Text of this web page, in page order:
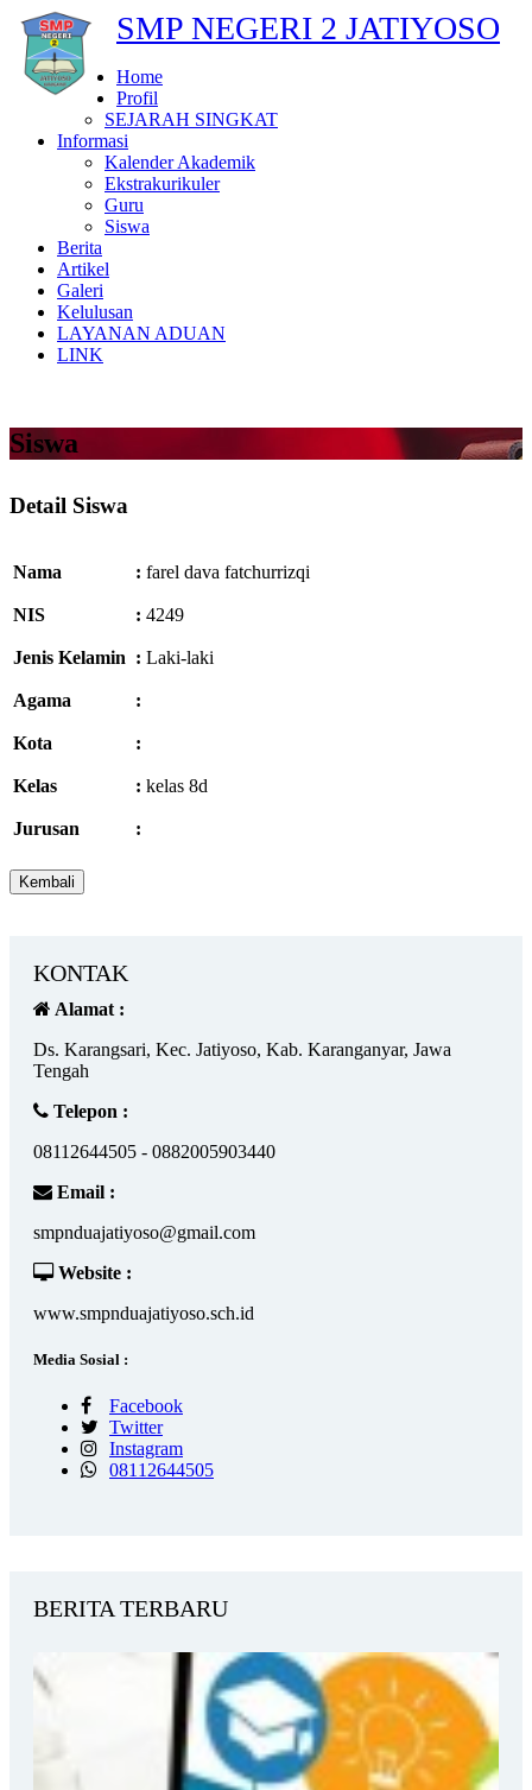
SMP NEGERI 2 JATIYOSO
Home
Profil
SEJARAH SINGKAT
Informasi
Kalender Akademik
Ekstrakurikuler
Guru
Siswa
Berita
Artikel
Galeri
Kelulusan
LAYANAN ADUAN
LINK
Siswa
Detail Siswa
Nama : farel dava fatchurrizqi
NIS : 4249
Jenis Kelamin : Laki-laki
Agama :
Kota :
Kelas : kelas 8d
Jurusan :
KONTAK
Alamat :
Ds. Karangsari, Kec. Jatiyoso, Kab. Karanganyar, Jawa
Tengah
Telepon :
08112644505 - 0882005903440
Email :
smpnduajatiyoso@gmail.com
Website :
www.smpnduajatiyoso.sch.id
Media Sosial :
Facebook
Twitter
Instagram
08112644505
BERITA TERBARU